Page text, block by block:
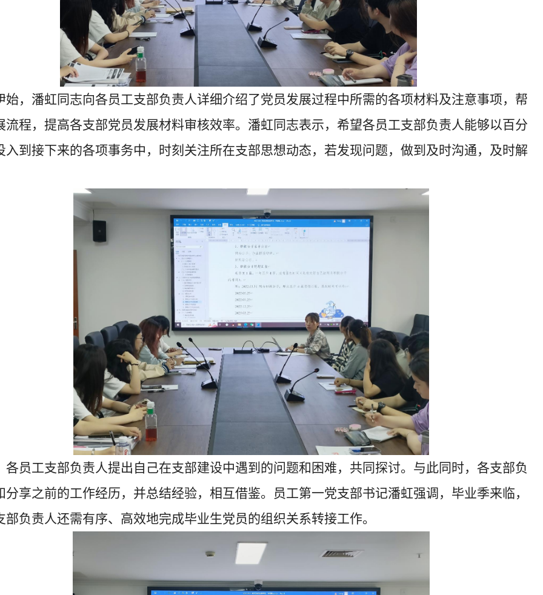
始，潘虹同志向各员工支部负责人详细介绍了党员发展过程中所需的各项材料及注意事项，帮
流程，提高各支部党员发展材料审核效率。潘虹同志表示，希望各员工支部负责人能够以百分
入到接下来的各项事务中，时刻关注所在支部思想动态，若发现问题，做到及时沟通，及时解
各员工支部负责人提出自己在支部建设中遇到的问题和困难，共同探讨。与此同时，各支部负
分享之前的工作经历，并总结经验，相互借鉴。员工第一党支部书记潘虹强调，毕业季来临，
部负责人还需有序、高效地完成毕业生党员的组织关系转接工作。